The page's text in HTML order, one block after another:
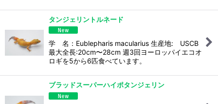
タンジェリントルネード
学 名：Eublepharis macularius 生産地: USCB
最大全長:20cm〜28cm 週3回ヨーロッパイエコオ
ロギを5から6匹食べています。
ブラッドスーパーハイポタンジェリン